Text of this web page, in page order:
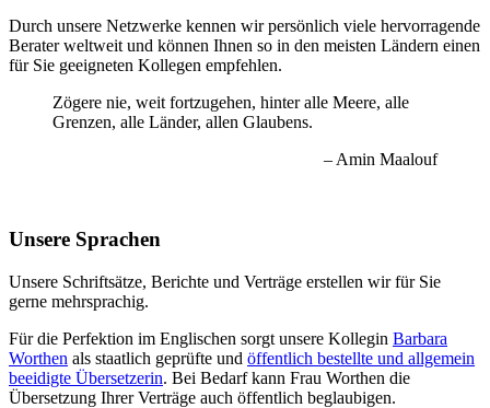
Durch unsere Netzwerke kennen wir persönlich viele hervorragende
Berater weltweit und können Ihnen so in den meisten Ländern einen
für Sie geeigneten Kollegen empfehlen.
Zögere nie, weit fortzugehen, hinter alle Meere, alle
Grenzen, alle Länder, allen Glaubens.
– Amin Maalouf
Unsere Sprachen
Unsere Schriftsätze, Berichte und Verträge erstellen wir für Sie
gerne mehrsprachig.
Für die Perfektion im Englischen sorgt unsere Kollegin Barbara
Worthen als staatlich geprüfte und öffentlich bestellte und allgemein
beeidigte Übersetzerin. Bei Bedarf kann Frau Worthen die
Übersetzung Ihrer Verträge auch öffentlich beglaubigen.